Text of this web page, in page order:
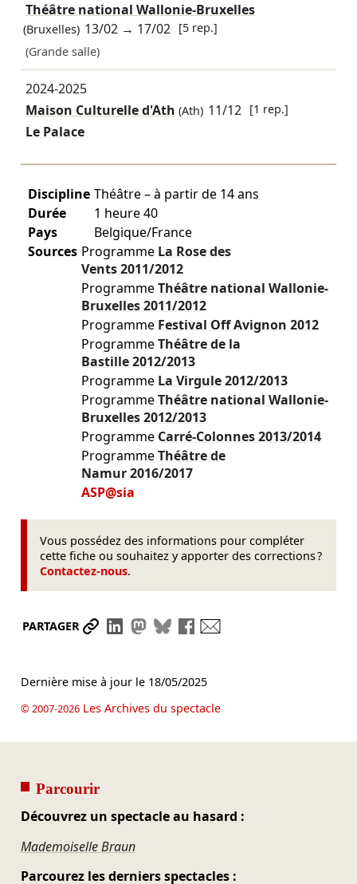
Théâtre national Wallonie-Bruxelles
(Bruxelles) 13/02 → 17/02 [5 rep.]
(Grande salle)
2024-2025
Maison Culturelle d'Ath (Ath) 11/12 [1 rep.]
Le Palace
Discipline Théâtre – à partir de 14 ans
Durée
1 heure 40
Pays
Belgique/France
Sources Programme La Rose des
Vents2011/2012
ProgrammeThéâtre national Wallonie-
Bruxelles2011/2012
Programme Festival Off Avignon 2012
ProgrammeThéâtre de la
Bastille2012/2013
Programme La Virgule2012/2013
ProgrammeThéâtre national Wallonie-
Bruxelles2012/2013
Programme Carré-Colonnes2013/2014
ProgrammeThéâtre de
Namur2016/2017
ASP@sia
Vous possédez des informations pour compléter
cette fiche ou souhaitez y apporter des corrections ?
Contactez-nous.
PARTAGER Partager le lien
Partager sur LinkedIn
Partager sur Mastodon
Partager sur Bluesky
Partager sur Facebook
Dernière mise à jour le 18/05/2025
© 2007-2026Les Archives du spectacle
Parcourir
Découvrez un spectacle au hasard :
Mademoiselle Braun
Parcourez les derniers spectacles :